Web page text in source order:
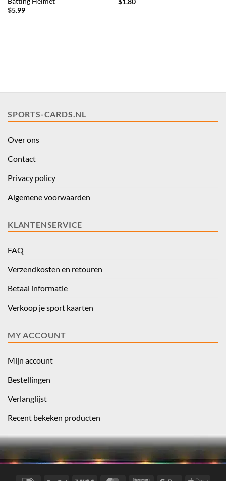
$5.99
$1.80
SPORTS-CARDS.NL
Over ons
Contact
Privacy policy
Algemene voorwaarden
KLANTENSERVICE
FAQ
Verzendkosten en retouren
Betaal informatie
Verkoop je sport kaarten
MY ACCOUNT
Mijn account
Bestellingen
Verlanglijst
Recent bekeken producten